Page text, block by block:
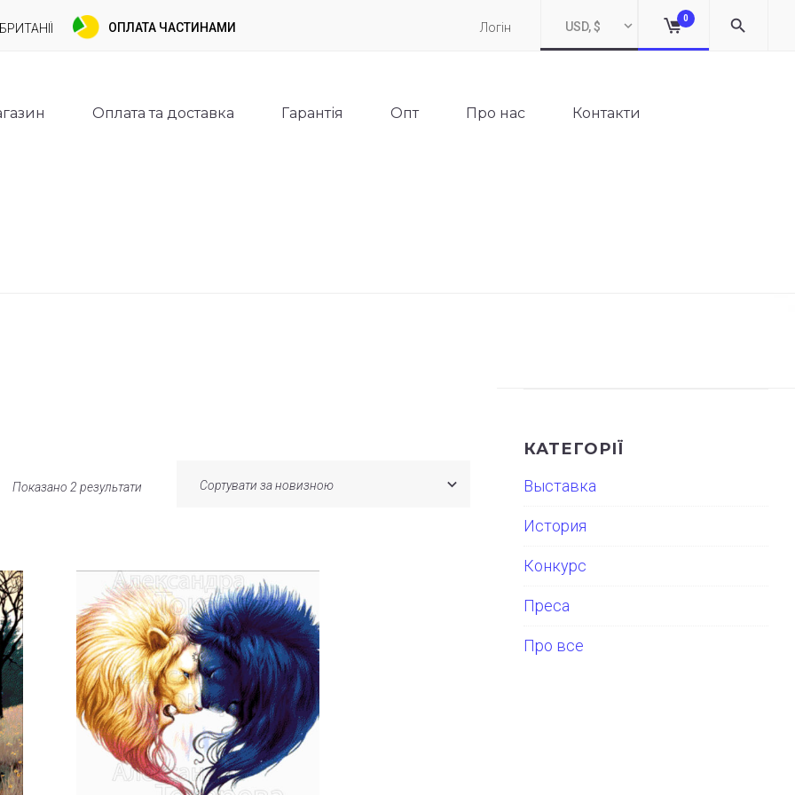
Логін USD, $
0
Оплата та доставка Гарантія Опт Про нас Контакти
ОПЛАТА ЧАСТИНАМИ
Показано 2 результати
КАТЕГОРІЇ
Выставка
История
Конкурс
Преса
Про все